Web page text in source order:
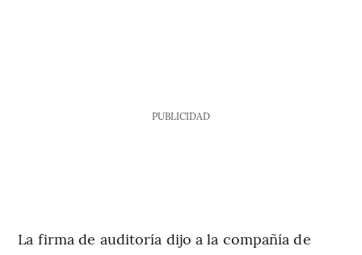
PUBLICIDAD
La firma de auditoría dijo a la compañía de